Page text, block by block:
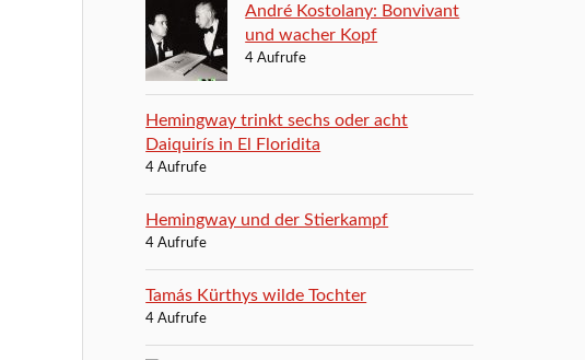
André Kostolany: Bonvivant
und wacher Kopf
4 Aufrufe
Hemingway trinkt sechs oder acht
Daiquirís in El Floridita
4 Aufrufe
Hemingway und der Stierkampf
4 Aufrufe
Tamás Kürthys wilde Tochter
4 Aufrufe